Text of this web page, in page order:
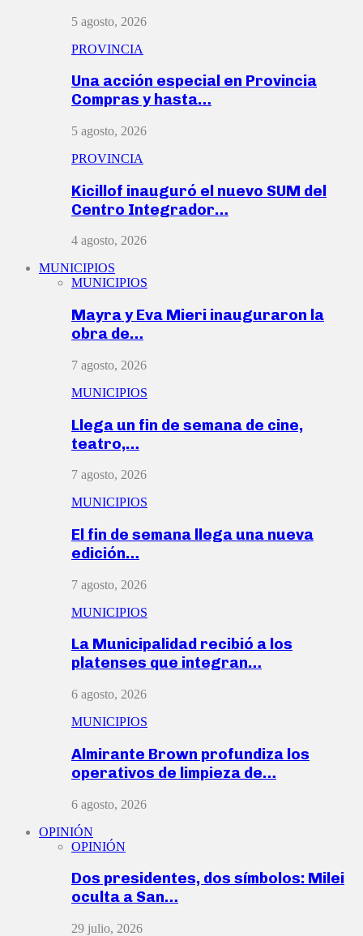
5 agosto, 2026
PROVINCIA
Una acción especial en Provincia
Compras y hasta…
5 agosto, 2026
PROVINCIA
Kicillof inauguró el nuevo SUM del
Centro Integrador…
4 agosto, 2026
MUNICIPIOS
MUNICIPIOS
Mayra y Eva Mieri inauguraron la
obra de…
7 agosto, 2026
MUNICIPIOS
Llega un fin de semana de cine,
teatro,…
7 agosto, 2026
MUNICIPIOS
El fin de semana llega una nueva
edición…
7 agosto, 2026
MUNICIPIOS
La Municipalidad recibió a los
platenses que integran…
6 agosto, 2026
MUNICIPIOS
Almirante Brown profundiza los
operativos de limpieza de…
6 agosto, 2026
OPINIÓN
OPINIÓN
Dos presidentes, dos símbolos: Milei
oculta a San…
29 julio, 2026